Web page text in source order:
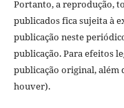
Portanto, a reprodução,
publicados fica sujeita à
publicação neste
publicação. Para efeitos
publicação original, além
houver).